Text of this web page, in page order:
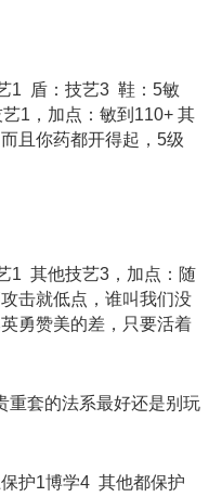
盾：技艺3 鞋：5敏
1，加点：敏到110+ 其
且你药都开得起，5级
其他技艺3，加点：随
击就低点，谁叫我们没
勇赞美的差，只要活着
套的法系最好还是别玩
1博学4 其他都保护